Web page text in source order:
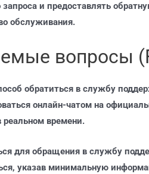
и предоставлять
обслуживания.
вопросы
обратиться в службу
онлайн-чатом на
реальном времени.
для обращения в службу
указав минимальную